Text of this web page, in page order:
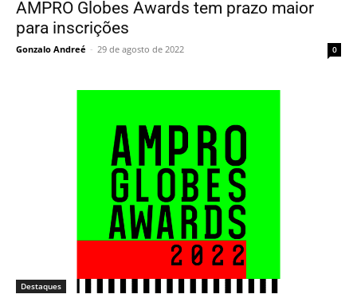
AMPRO Globes Awards tem prazo maior
para inscrições
Gonzalo Andreé - 29 de agosto de 2022 0
Destaques